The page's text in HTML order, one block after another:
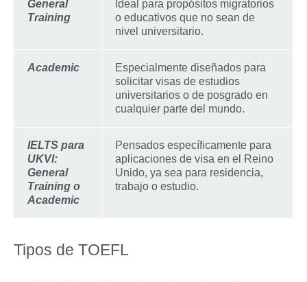
General
Training
Ideal para propósitos migratorios
o educativos que no sean de
nivel universitario.
Academic
Especialmente diseñados para
solicitar visas de estudios
universitarios o de posgrado en
cualquier parte del mundo.
IELTS para
UKVI:
General
Training o
Academic
Pensados específicamente para
aplicaciones de visa en el Reino
Unido, ya sea para residencia,
trabajo o estudio.
Tipos de TOEFL